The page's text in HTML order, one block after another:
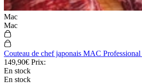
Mac
Mac
Couteau de chef japonais MAC
149,90€ Prix:
En stock
En stock